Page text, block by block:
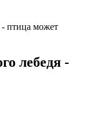
- птица может
лебедя -